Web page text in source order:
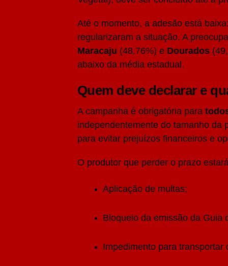
Até o momento, a adesão está
regularizaram a situação. A
Maracaju (48,76%) e Dourados
abaixo da média estadual.
Quem deve declarar e
A campanha é obrigatória para
independentemente do tamanho da
para evitar prejuízos financeiros e
O produtor que perder o prazo
Aplicação de multas;
Bloqueio da emissão da Guia
Impedimento para transportar